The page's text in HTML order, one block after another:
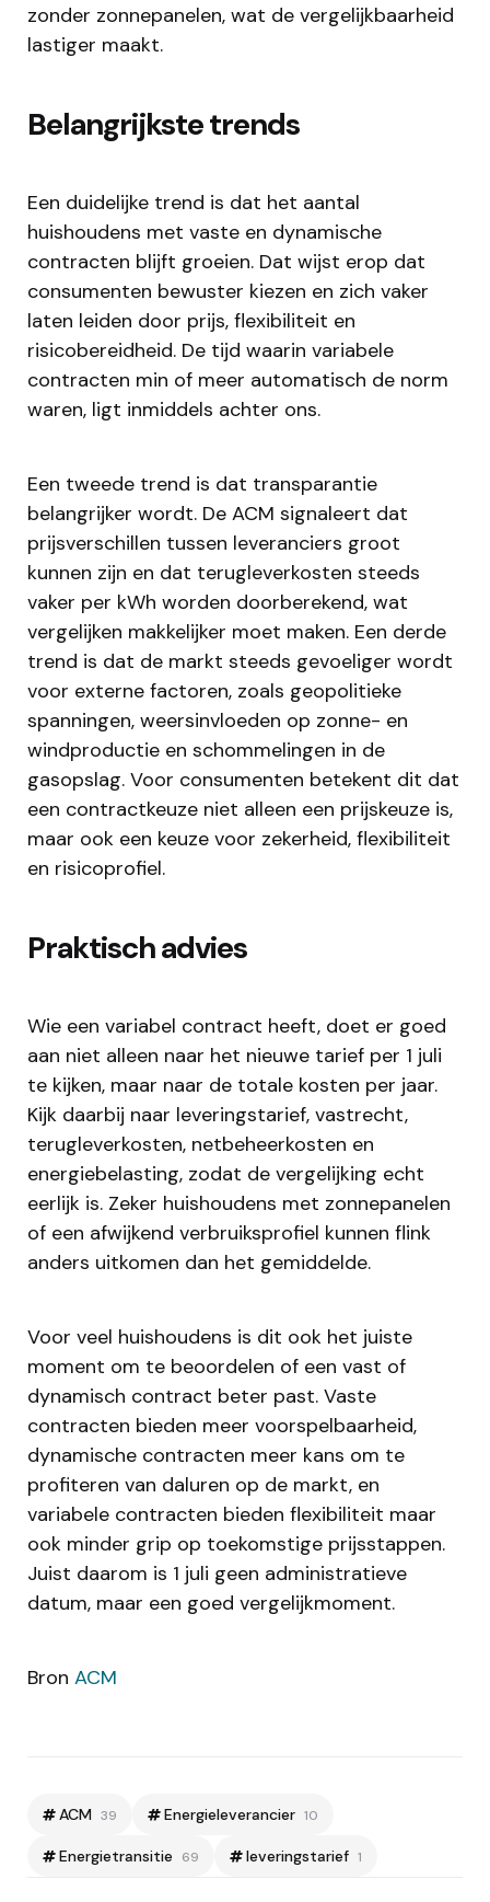
zonder zonnepanelen, wat de vergelijkbaarheid
lastiger maakt.
Belangrijkste trends
Een duidelijke trend is dat het aantal
huishoudens met vaste en dynamische
contracten blijft groeien. Dat wijst erop dat
consumenten bewuster kiezen en zich vaker
laten leiden door prijs, flexibiliteit en
risicobereidheid. De tijd waarin variabele
contracten min of meer automatisch de norm
waren, ligt inmiddels achter ons.
Een tweede trend is dat transparantie
belangrijker wordt. De ACM signaleert dat
prijsverschillen tussen leveranciers groot
kunnen zijn en dat terugleverkosten steeds
vaker per kWh worden doorberekend, wat
vergelijken makkelijker moet maken. Een derde
trend is dat de markt steeds gevoeliger wordt
voor externe factoren, zoals geopolitieke
spanningen, weersinvloeden op zonne- en
windproductie en schommelingen in de
gasopslag. Voor consumenten betekent dit dat
een contractkeuze niet alleen een prijskeuze is,
maar ook een keuze voor zekerheid, flexibiliteit
en risicoprofiel.
Praktisch advies
Wie een variabel contract heeft, doet er goed
aan niet alleen naar het nieuwe tarief per 1 juli
te kijken, maar naar de totale kosten per jaar.
Kijk daarbij naar leveringstarief, vastrecht,
terugleverkosten, netbeheerkosten en
energiebelasting, zodat de vergelijking echt
eerlijk is. Zeker huishoudens met zonnepanelen
of een afwijkend verbruiksprofiel kunnen flink
anders uitkomen dan het gemiddelde.
Voor veel huishoudens is dit ook het juiste
moment om te beoordelen of een vast of
dynamisch contract beter past. Vaste
contracten bieden meer voorspelbaarheid,
dynamische contracten meer kans om te
profiteren van daluren op de markt, en
variabele contracten bieden flexibiliteit maar
ook minder grip op toekomstige prijsstappen.
Juist daarom is 1 juli geen administratieve
datum, maar een goed vergelijkmoment.
Bron ACM
ACM 39 Energieleverancier 10
Energietransitie 69 leveringstarief 1